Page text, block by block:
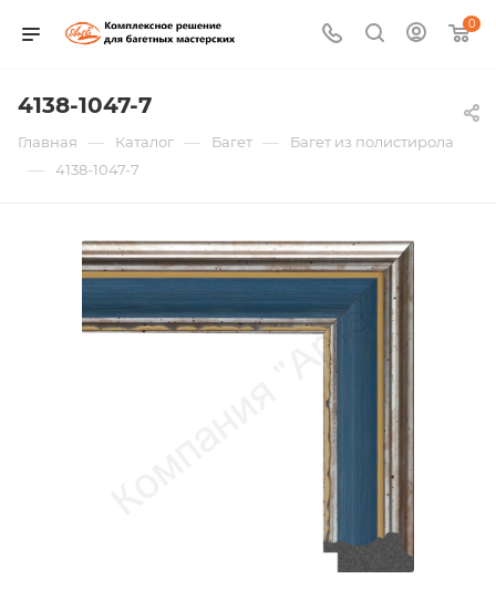
0
4138-1047-7
Главная — Каталог — Багет — Багет из полистирола
— 4138-1047-7